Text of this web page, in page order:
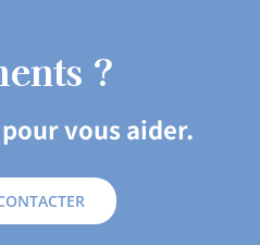
?
vous aider.